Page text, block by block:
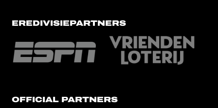
EREDIVISIEPARTNERS
OFFICIAL PARTNERS